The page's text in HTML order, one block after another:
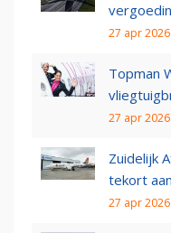
27 apr
Topman
27 apr
Zuidelijk
tekort
27 apr